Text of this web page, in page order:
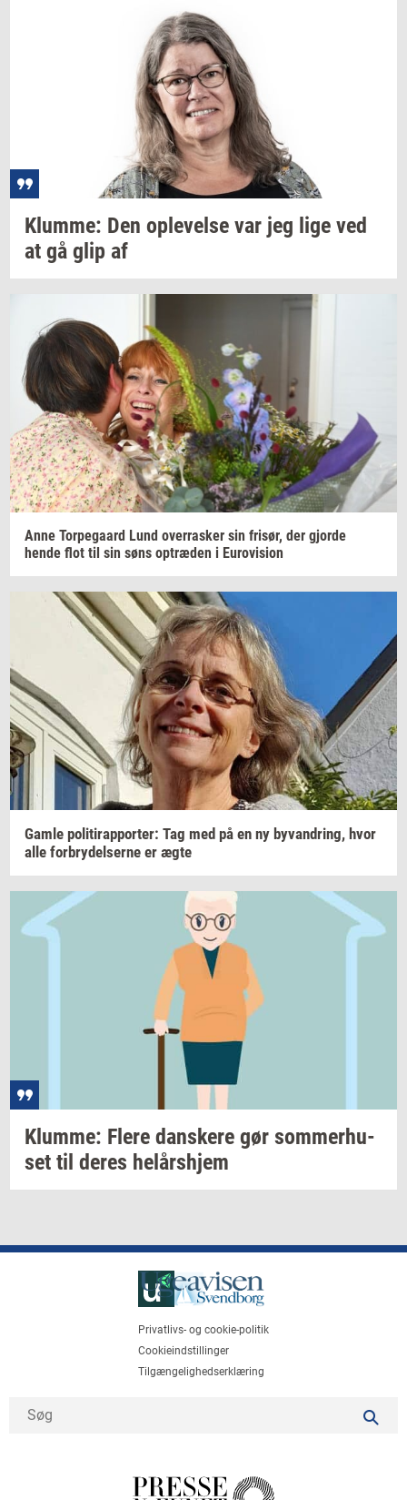
Klum­me: Den op­le­vel­se var jeg lige ved
at gå glip af
Anne Tor­pe­gaard Lund over­ra­sker sin fri­sør, der gjor­de
hende flot til sin søns op­træ­den i Eu­ro­vi­sion
Gamle po­li­tirap­por­ter: Tag med på en ny byvan­dring, hvor
alle for­bry­del­ser­ne er ægte
Klum­me: Flere dan­ske­re gør som­mer­hu­
set til deres helårs­hjem
Privatlivs- og cookie-politik
Cookieindstillinger
Tilgængelighedserklæring